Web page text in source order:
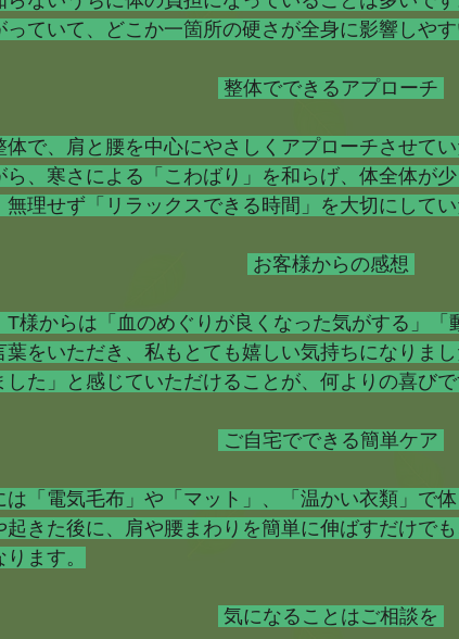
っていて、どこか一箇所の硬さが全身に影響しやす
整体でできるアプローチ
体で、肩と腰を中心にやさしくアプローチさせて
ら、寒さによる「こわばり」を和らげ、体全体が
無理せず「リラックスできる時間」を大切にしてい
お客様からの感想
T様からは「血のめぐりが良くなった気がする」「
葉をいただき、私もとても嬉しい気持ちになりま
した」と感じていただけることが、何よりの喜びで
ご自宅でできる簡単ケア
は「電気毛布」や「マット」、「温かい衣類」で
起きた後に、肩や腰まわりを簡単に伸ばすだけで
ます。
気になることはご相談を